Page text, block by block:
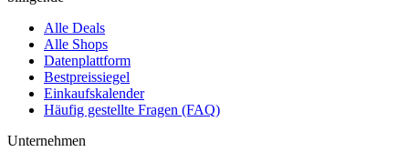
Alle Deals
Alle Shops
Datenplattform
Bestpreissiegel
Einkaufskalender
Häufig gestellte Fragen (FAQ)
Unternehmen